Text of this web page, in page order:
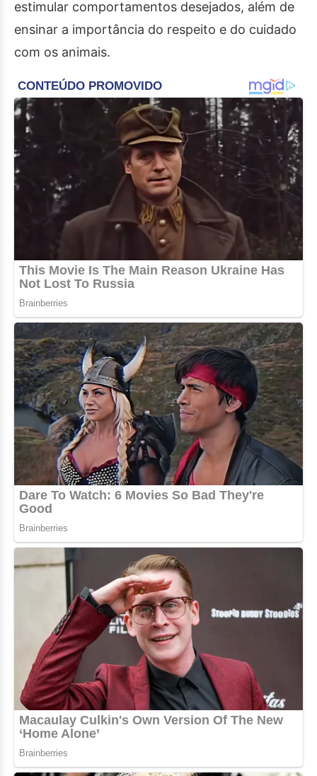
estimular comportamentos desejados, além de
ensinar a importância do respeito e do cuidado
com os animais.